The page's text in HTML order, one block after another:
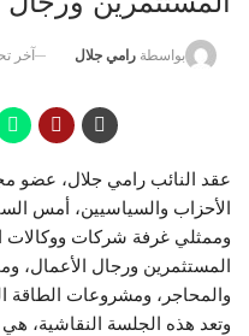
بواسطة رامي جلال آخر
عقد النائب رامي جلال، عضو
الأحزاب والسياسيين، أمس
وممثلي غرفة شركات ووكالات
المستثمرين ورجال الأعمال،
والمحاجر، ومشروعات الطاقة
وتعد هذه الجلسة النقاشية، هي